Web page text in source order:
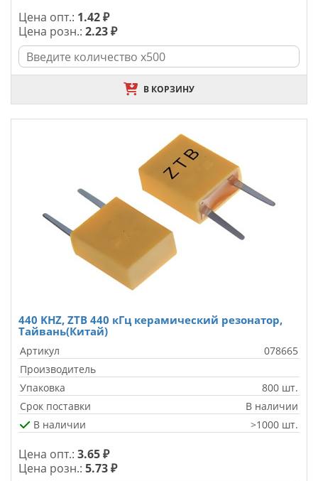
Цена опт.: 1.42 ₽
Цена розн.: 2.23 ₽
В КОРЗИНУ
440 KHZ, ZTB 440 кГц керамический резонатор,
Тайвань(Китай)
Артикул
078665
Производитель
Упаковка
800 шт.
Срок поставки
В наличии
В наличии
>1000 шт.
Цена опт.: 3.65 ₽
Цена розн.: 5.73 ₽